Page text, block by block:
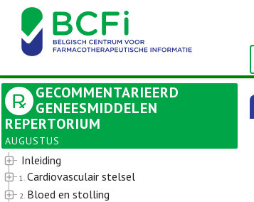
GECOMMENTARIEERD
GENEESMIDDELEN
REPERTORIUM
AUGUSTUS
Inleiding
1. Cardiovasculair stelsel
2. Bloed en stolling